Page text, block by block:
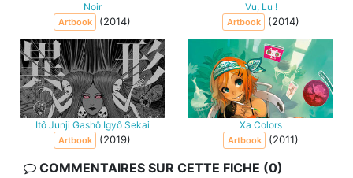
Noir
Artbook (2014)
Vu, Lu !
Artbook (2014)
Itô Junji Gashô Igyô Sekai
Artbook (2019)
Xa Colors
Artbook (2011)
COMMENTAIRES SUR CETTE FICHE (0)